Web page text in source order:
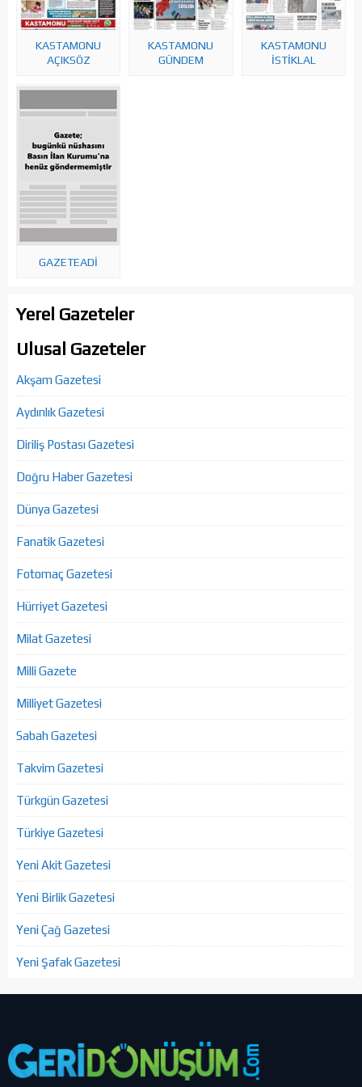
KASTAMONU
AÇIKSÖZ
KASTAMONU
GÜNDEM
KASTAMONU
İSTİKLAL
GAZETEADI
Yerel Gazeteler
Ulusal Gazeteler
Akşam Gazetesi
Aydınlık Gazetesi
Diriliş Postası Gazetesi
Doğru Haber Gazetesi
Dünya Gazetesi
Fanatik Gazetesi
Fotomaç Gazetesi
Hürriyet Gazetesi
Milat Gazetesi
Milli Gazete
Milliyet Gazetesi
Sabah Gazetesi
Takvim Gazetesi
Türkgün Gazetesi
Türkiye Gazetesi
Yeni Akit Gazetesi
Yeni Birlik Gazetesi
Yeni Çağ Gazetesi
Yeni Şafak Gazetesi